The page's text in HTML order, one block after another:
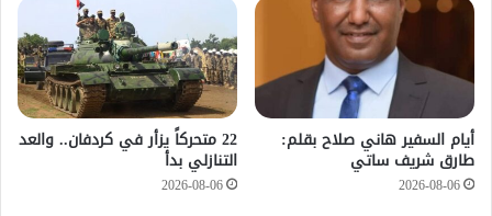
أيام السفير هاني صلاح بقلم:
طارق شريف ساتي
2026-08-06
22 متحركاً يزأر في كردفان.. والعد
التنازلي بدأ
2026-08-06